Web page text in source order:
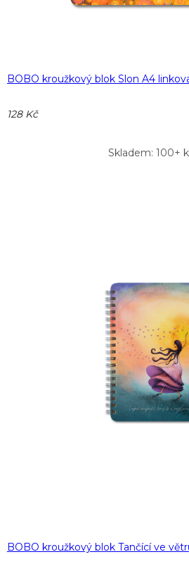
BOBO kroužkový blok Slon A4
128 Kč
Skladem: 100+
BOBO kroužkový blok Tančící ve